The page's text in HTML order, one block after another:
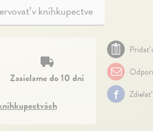
v kníhkupectve
Zasielame do 10 dní
Pridať
Zdielať